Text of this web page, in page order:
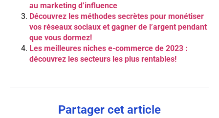
au marketing d’influence
Découvrez les méthodes secrètes pour monétiser
vos réseaux sociaux et gagner de l’argent pendant
que vous dormez!
Les meilleures niches e-commerce de 2023 :
découvrez les secteurs les plus rentables!
Partager cet article